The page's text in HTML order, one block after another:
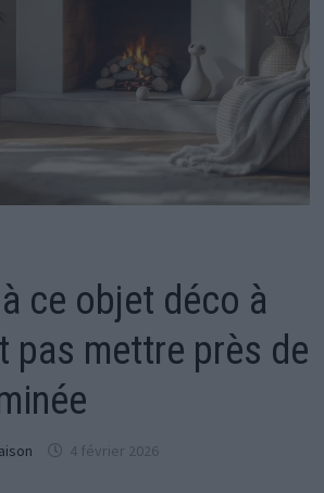
ce objet déco à
pas mettre près de
4 février 2026